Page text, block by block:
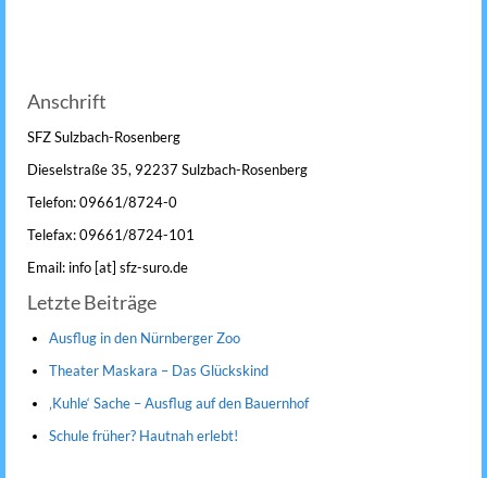
Anschrift
SFZ Sulzbach-Rosenberg
Dieselstraße 35, 92237 Sulzbach-Rosenberg
Telefon: 09661/8724-0
Telefax: 09661/8724-101
Email: info [at] sfz-suro.de
Letzte Beiträge
Ausflug in den Nürnberger Zoo
Theater Maskara – Das Glückskind
‚Kuhle‘ Sache – Ausflug auf den Bauernhof
Schule früher? Hautnah erlebt!